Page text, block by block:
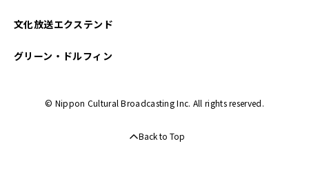
文化放送エクステンド
グリーン・ドルフィン
© Nippon Cultural Broadcasting Inc. All rights reserved.
Back to Top